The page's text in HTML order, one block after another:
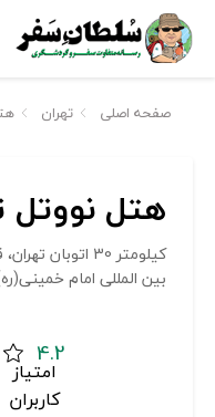
صفحه اصلی تهران
هتل نووتل
کیلومتر 30
بین المللی امام
4.2
امتیاز
کاربران